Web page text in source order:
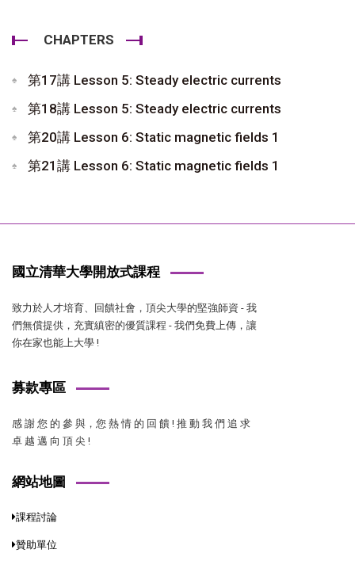
CHAPTERS
第17講 Lesson 5: Steady electric currents
第18講 Lesson 5: Steady electric currents
第20講 Lesson 6: Static magnetic fields 1
第21講 Lesson 6: Static magnetic fields 1
國立清華大學開放式課程
致力於人才培育、回饋社會，頂尖大學的堅強師資 - 我
們無償提供，充實縝密的優質課程 - 我們免費上傳，讓
你在家也能上大學 !
募款專區
感 謝 您 的 參 與，您 熱 情 的 回 饋 ! 推 動 我 們 追 求
卓 越 邁 向 頂 尖 !
網站地圖
課程討論
贊助單位